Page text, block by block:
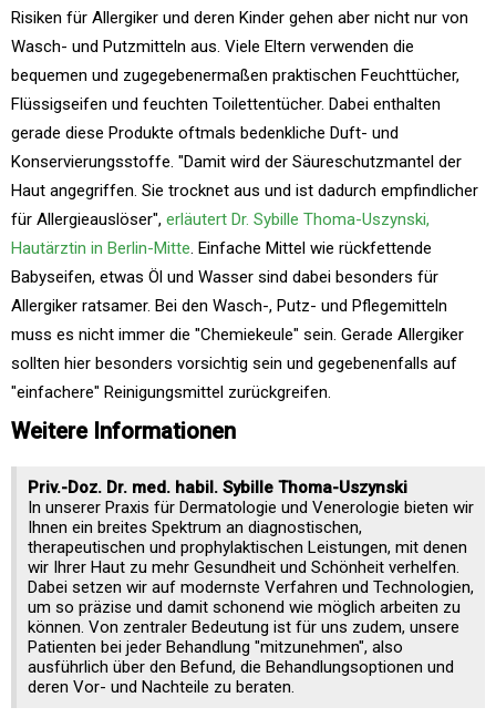
Risiken für Allergiker und deren Kinder gehen aber nicht nur von
Wasch- und Putzmitteln aus. Viele Eltern verwenden die
bequemen und zugegebenermaßen praktischen Feuchttücher,
Flüssigseifen und feuchten Toilettentücher. Dabei enthalten
gerade diese Produkte oftmals bedenkliche Duft- und
Konservierungsstoffe. "Damit wird der Säureschutzmantel der
Haut angegriffen. Sie trocknet aus und ist dadurch empfindlicher
für Allergieauslöser", erläutert Dr. Sybille Thoma-Uszynski,
Hautärztin in Berlin-Mitte. Einfache Mittel wie rückfettende
Babyseifen, etwas Öl und Wasser sind dabei besonders für
Allergiker ratsamer. Bei den Wasch-, Putz- und Pflegemitteln
muss es nicht immer die "Chemiekeule" sein. Gerade Allergiker
sollten hier besonders vorsichtig sein und gegebenenfalls auf
"einfachere" Reinigungsmittel zurückgreifen.
Weitere Informationen
Priv.-Doz. Dr. med. habil. Sybille Thoma-Uszynski
In unserer Praxis für Dermatologie und Venerologie bieten wir
Ihnen ein breites Spektrum an diagnostischen,
therapeutischen und prophylaktischen Leistungen, mit denen
wir Ihrer Haut zu mehr Gesundheit und Schönheit verhelfen.
Dabei setzen wir auf modernste Verfahren und Technologien,
um so präzise und damit schonend wie möglich arbeiten zu
können. Von zentraler Bedeutung ist für uns zudem, unsere
Patienten bei jeder Behandlung "mitzunehmen", also
ausführlich über den Befund, die Behandlungsoptionen und
deren Vor- und Nachteile zu beraten.